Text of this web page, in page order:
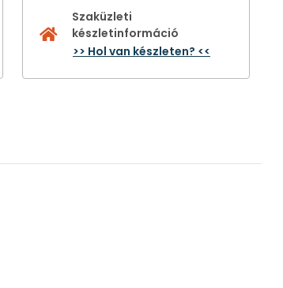
Szaküzleti
készletinformáció
>> Hol van készleten? <<